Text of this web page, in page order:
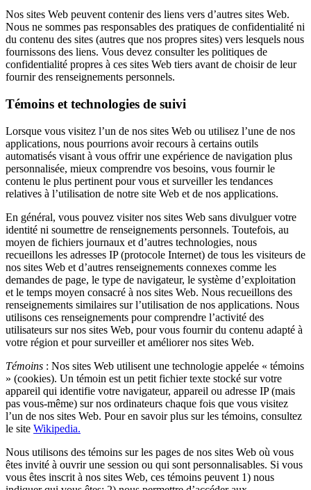
Nos sites Web peuvent contenir des liens vers d’autres sites Web.
Nous ne sommes pas responsables des pratiques de confidentialité ni
du contenu des sites (autres que nos propres sites) vers lesquels nous
fournissons des liens. Vous devez consulter les politiques de
confidentialité propres à ces sites Web tiers avant de choisir de leur
fournir des renseignements personnels.
Témoins et technologies de suivi
Lorsque vous visitez l’un de nos sites Web ou utilisez l’une de nos
applications, nous pourrions avoir recours à certains outils
automatisés visant à vous offrir une expérience de navigation plus
personnalisée, mieux comprendre vos besoins, vous fournir le
contenu le plus pertinent pour vous et surveiller les tendances
relatives à l’utilisation de notre site Web et de nos applications.
En général, vous pouvez visiter nos sites Web sans divulguer votre
identité ni soumettre de renseignements personnels. Toutefois, au
moyen de fichiers journaux et d’autres technologies, nous
recueillons les adresses IP (protocole Internet) de tous les visiteurs de
nos sites Web et d’autres renseignements connexes comme les
demandes de page, le type de navigateur, le système d’exploitation
et le temps moyen consacré à nos sites Web. Nous recueillons des
renseignements similaires sur l’utilisation de nos applications. Nous
utilisons ces renseignements pour comprendre l’activité des
utilisateurs sur nos sites Web, pour vous fournir du contenu adapté à
votre région et pour surveiller et améliorer nos sites Web.
Témoins : Nos sites Web utilisent une technologie appelée « témoins
» (cookies). Un témoin est un petit fichier texte stocké sur votre
appareil qui identifie votre navigateur, appareil ou adresse IP (mais
pas vous-même) sur nos ordinateurs chaque fois que vous visitez
l’un de nos sites Web. Pour en savoir plus sur les témoins, consultez
le site Wikipedia.
Nous utilisons des témoins sur les pages de nos sites Web où vous
êtes invité à ouvrir une session ou qui sont personnalisables. Si vous
vous êtes inscrit à nos sites Web, ces témoins peuvent 1) nous